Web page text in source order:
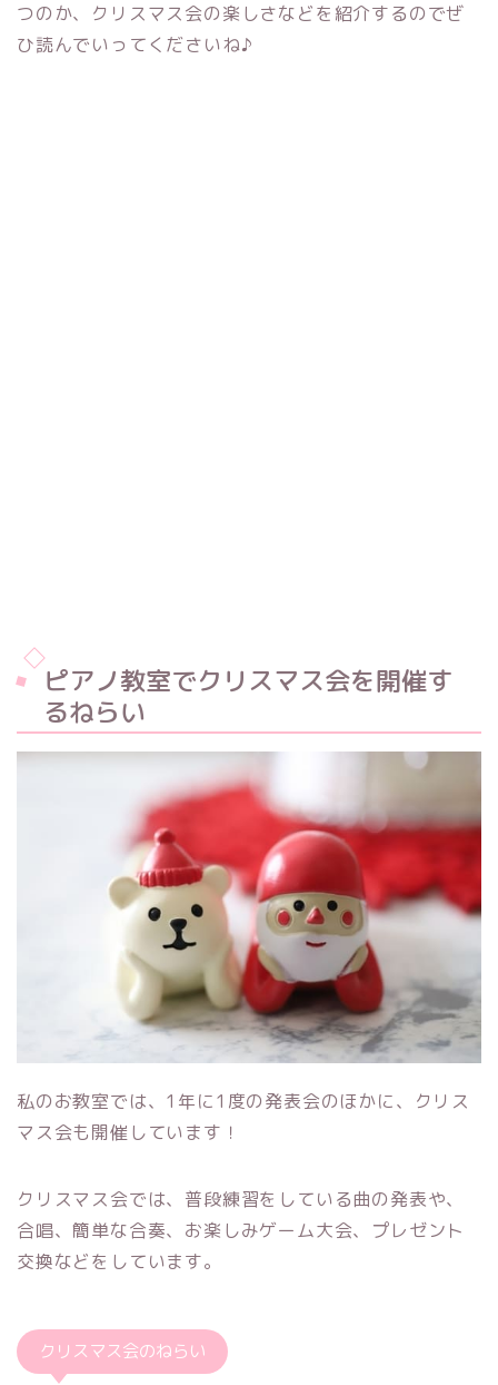
つのか、クリスマス会の楽しさなどを紹介するのでぜ
ひ読んでいってくださいね♪
ピアノ教室でクリスマス会を開催す
るねらい
私のお教室では、1年に1度の発表会のほかに、クリス
マス会も開催しています！
クリスマス会では、普段練習をしている曲の発表や、
合唱、簡単な合奏、お楽しみゲーム大会、プレゼント
交換などをしています。
クリスマス会のねらい